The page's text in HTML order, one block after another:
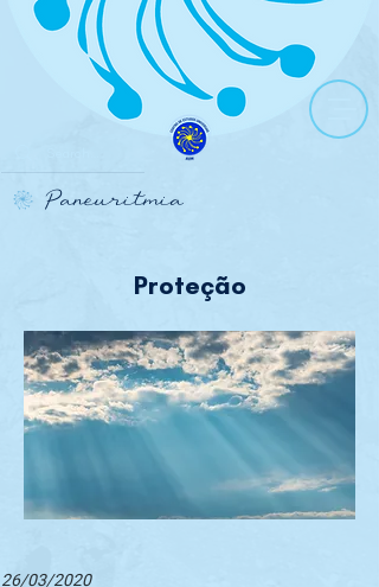
Paneuritmia
Proteção
26/03/2020